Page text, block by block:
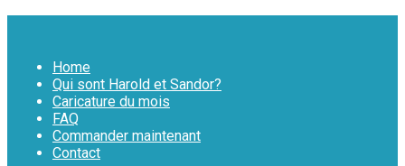
Home
Qui sont Harold et Sandor?
Caricature du mois
FAQ
Commander maintenant
Contact